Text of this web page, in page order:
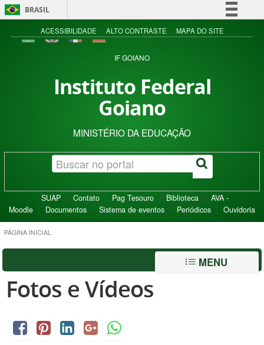
BRASIL
Simplifique!
Acesso à informação
ACESSIBILIDADE ALTO CONTRASTE MAPA DO SITE
IF GOIANO
Instituto Federal
Goiano
MINISTÉRIO DA EDUCAÇÃO
SUAP Contato Pag Tesouro Biblioteca
AVA -
Moodle
Documentos Sistema de eventos Periódicos Ouvidoria
PÁGINA INICIAL
MENU
Fotos e Vídeos